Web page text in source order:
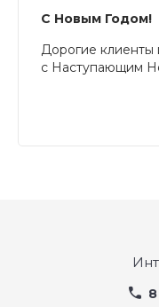
С Новым Годом!
Дорогие клиенты
с Наступающим